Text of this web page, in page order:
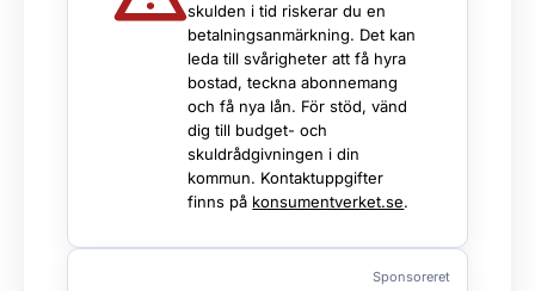
skulden i tid riskerar du en
betalningsanmärkning. Det kan
leda till svårigheter att få hyra
bostad, teckna abonnemang
och få nya lån. För stöd, vänd
dig till budget- och
skuldrådgivningen i din
kommun. Kontaktuppgifter
finns på konsumentverket.se.
Sponsoreret